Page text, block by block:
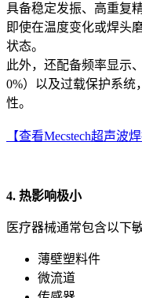
具备稳定发振、高重复
即使在温度变化或焊头
状态。
此外，还配备频率显示
0%）以及过载保护系统
性。
【查看Mecstech超声波
4. 热影响极小
医疗器械通常包含以下
薄壁塑料件
微流道